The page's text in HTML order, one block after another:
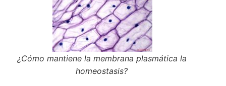
¿Cómo mantiene la membrana plasmática la
homeostasis?